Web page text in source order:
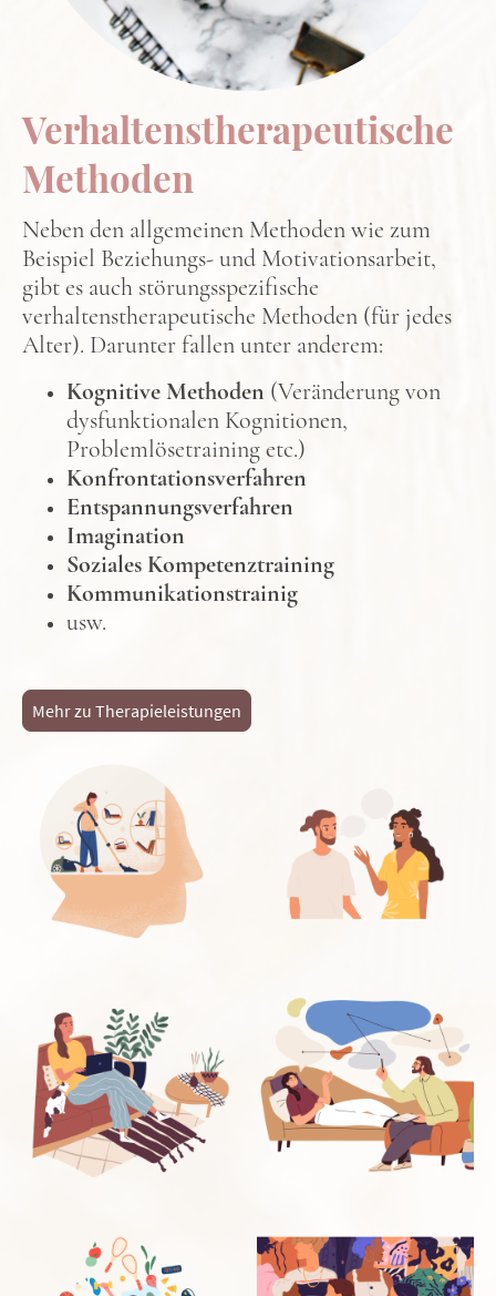
Verhaltenstherapeutische
Methoden
Neben den allgemeinen Methoden wie zum
Beispiel Beziehungs- und Motivationsarbeit,
gibt es auch störungsspezifische
verhaltenstherapeutische Methoden (für jedes
Alter). Darunter fallen unter anderem:
Kognitive Methoden (Veränderung von
dysfunktionalen Kognitionen,
Problemlösetraining etc.)
Konfrontationsverfahren
Entspannungsverfahren
Imagination
Soziales Kompetenztraining
Kommunikationstrainig
usw.
Mehr zu Therapieleistungen